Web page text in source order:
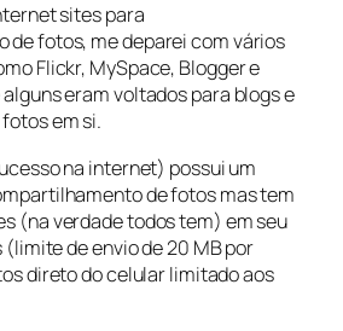
sites para
fotos, me deparei com vários
Flickr, MySpace, Blogger e
eram voltados para blogs e
em si.
na internet) possui um
de fotos mas tem
(na verdade todos tem) em seu
de envio de 20 MB por
direto do celular limitado aos